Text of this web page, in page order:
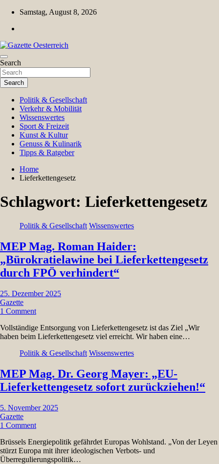
Skip
content
Samstag, August 8, 2026
Gazette Oesterreich
Magazin für Freizeit, Politik, Kultur & Wissenschaft
Search
Search
Politik & Gesellschaft
Verkehr & Mobilität
Wissenswertes
Sport & Freizeit
Kunst & Kultur
Genuss & Kulinarik
Tipps & Ratgeber
Home
Lieferkettengesetz
Schlagwort: Lieferkettengesetz
Politik & Gesellschaft Wissenswertes
MEP Mag. Roman Haider:
„Bürokratielawine bei Lieferkettengesetz
durch FPÖ verhindert“
25. Dezember 2025
Gazette
1 Comment
Vollständige Entsorgung von Lieferkettengesetz ist das Ziel „Wir
haben beim Lieferkettengesetz viel erreicht. Wir haben eine…
Politik & Gesellschaft Wissenswertes
MEP Mag. Dr. Georg Mayer: „EU-
Lieferkettengesetz sofort zurückziehen!“
5. November 2025
Gazette
1 Comment
Brüssels Energiepolitik gefährdet Europas Wohlstand. „Von der Leyen
stürzt Europa mit ihrer ideologischen Verbots- und
Überregulierungspolitik…